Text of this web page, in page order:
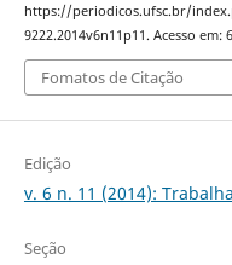
https://periodicos.ufsc.br/
9222.2014v6n11p11. Acesso em:
Fomatos de Citação
Edição
v. 6 n. 11 (2014):
Seção